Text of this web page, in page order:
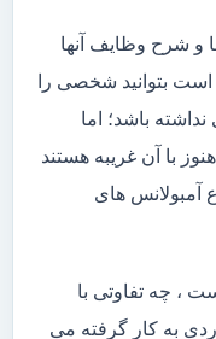
و شرح وظایف آنها
است بتوانید شخصی را
نداشته باشد؛ اما
با آن غریبه هستند
آمبولانس های
، چه تفاوتی با
به کار گرفته می